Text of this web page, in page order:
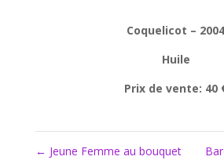
Coquelicot –
Huile
Prix de vente: 40
← Jeune Femme au bouquet